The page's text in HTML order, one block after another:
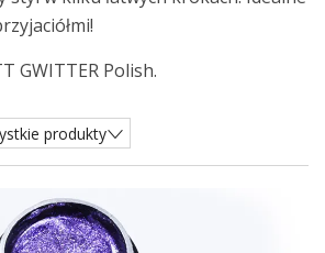
GWITTER Polish.
produkty